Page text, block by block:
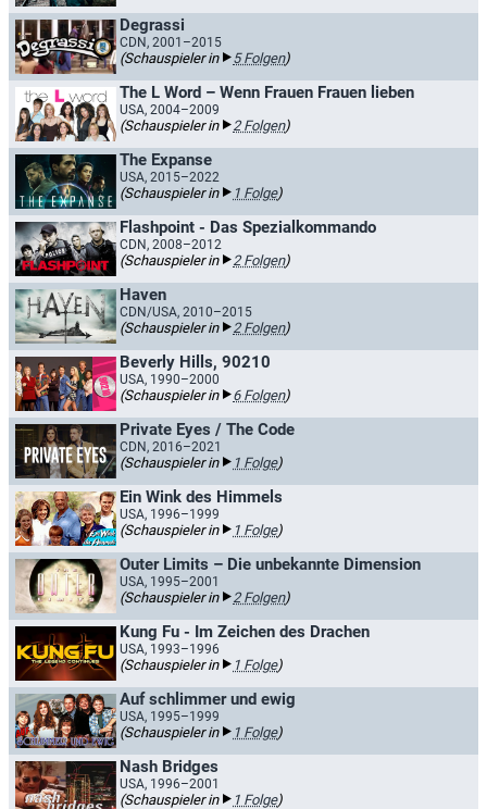
Degrassi
CDN, 2001–2015
(Schauspieler in 5 Folgen)
The L Word – Wenn Frauen Frauen lieben
USA, 2004–2009
(Schauspieler in 2 Folgen)
The Expanse
USA, 2015–2022
(Schauspieler in 1 Folge)
Flashpoint - Das Spezialkommando
CDN, 2008–2012
(Schauspieler in 2 Folgen)
Haven
CDN/USA, 2010–2015
(Schauspieler in 2 Folgen)
Beverly Hills, 90210
USA, 1990–2000
(Schauspieler in 6 Folgen)
Private Eyes / The Code
CDN, 2016–2021
(Schauspieler in 1 Folge)
Ein Wink des Himmels
USA, 1996–1999
(Schauspieler in 1 Folge)
Outer Limits – Die unbekannte Dimension
USA, 1995–2001
(Schauspieler in 2 Folgen)
Kung Fu - Im Zeichen des Drachen
USA, 1993–1996
(Schauspieler in 1 Folge)
Auf schlimmer und ewig
USA, 1995–1999
(Schauspieler in 1 Folge)
Nash Bridges
USA, 1996–2001
(Schauspieler in 1 Folge)